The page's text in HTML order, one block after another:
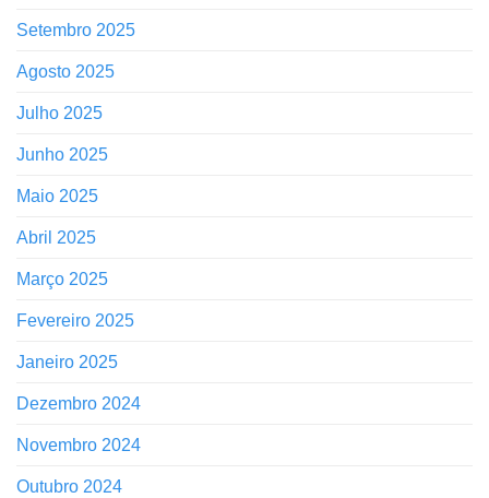
Setembro 2025
Agosto 2025
Julho 2025
Junho 2025
Maio 2025
Abril 2025
Março 2025
Fevereiro 2025
Janeiro 2025
Dezembro 2024
Novembro 2024
Outubro 2024